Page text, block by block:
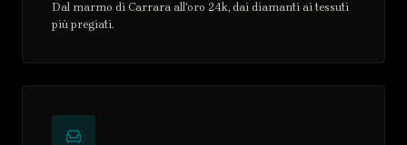
Dal marmo di Carrara all'oro 24k, dai diamanti ai tessuti
più pregiati.